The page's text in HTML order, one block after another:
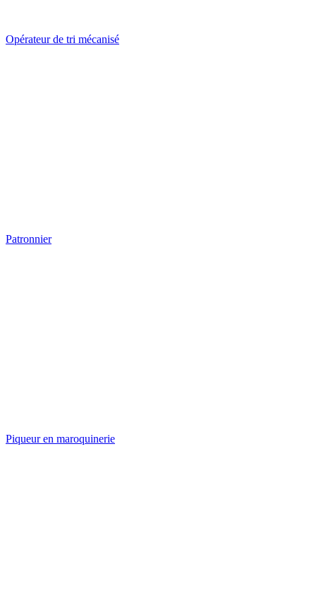
Opérateur de tri mécanisé
Patronnier
Piqueur en maroquinerie